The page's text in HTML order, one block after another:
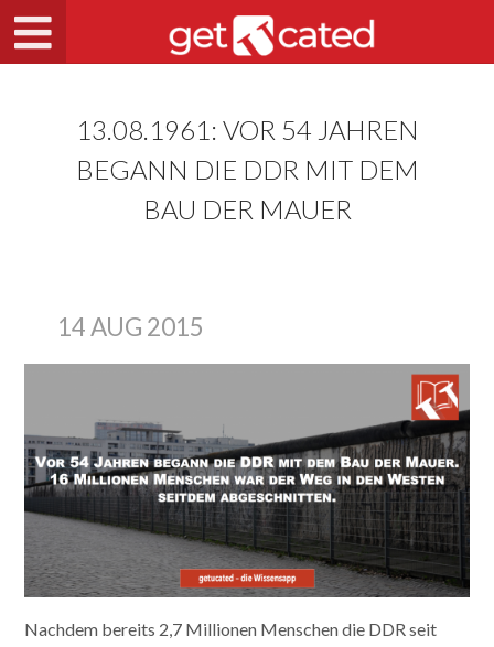
13.08.1961: VOR 54 JAHREN
BEGANN DIE DDR MIT DEM
BAU DER MAUER
14 AUG 2015
Nachdem bereits 2,7 Millionen Menschen die DDR seit